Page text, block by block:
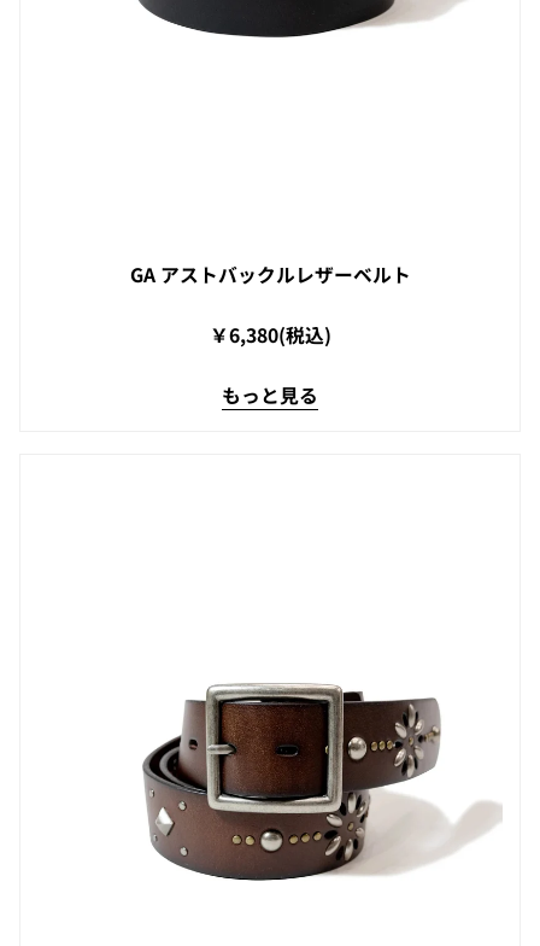
GA アストバックルレザーベルト
￥6,380(税込)
もっと見る